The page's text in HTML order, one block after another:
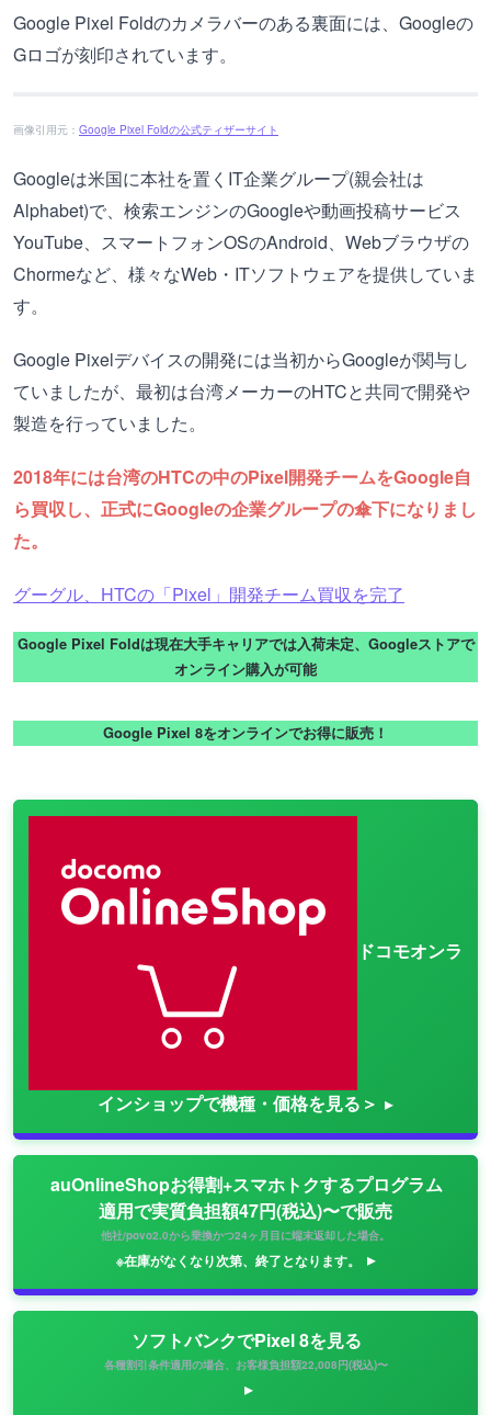
Google Pixel Foldのカメラバーのある裏面には、Googleの
Gロゴが刻印されています。
画像引用元： Google Pixel Foldの公式ティザーサイト
Googleは米国に本社を置くIT企業グループ(親会社は
Alphabet)で、検索エンジンのGoogleや動画投稿サービス
YouTube、スマートフォンOSのAndroid、Webブラウザの
Chormeなど、様々なWeb・ITソフトウェアを提供していま
す。
Google Pixelデバイスの開発には当初からGoogleが関与し
ていましたが、最初は台湾メーカーのHTCと共同で開発や
製造を行っていました。
2018年には台湾のHTCの中のPixel開発チームをGoogle自
ら買収し、正式にGoogleの企業グループの傘下になりまし
た。
グーグル、HTCの「Pixel」開発チーム買収を完了
Google Pixel Foldは現在大手キャリアでは入荷未定、Googleストアで
オンライン購入が可能
Google Pixel 8をオンラインでお得に販売！
ドコモオンラ
インショップで機種・価格を見る＞
auOnlineShopお得割+スマホトクするプログラム
適用で実質負担額47円(税込)〜で販売
他社/povo2.0から乗換かつ24ヶ月目に端末返却した場合。
※在庫がなくなり次第、終了となります。
ソフトバンクでPixel 8を見る
各種割引条件適用の場合、お客様負担額22,008円(税込)〜